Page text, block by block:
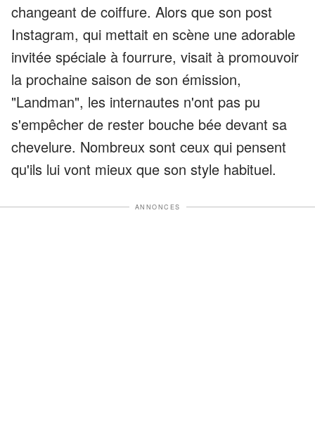
changeant de coiffure. Alors que son post
Instagram, qui mettait en scène une adorable
invitée spéciale à fourrure, visait à promouvoir
la prochaine saison de son émission,
"Landman", les internautes n'ont pas pu
s'empêcher de rester bouche bée devant sa
chevelure. Nombreux sont ceux qui pensent
qu'ils lui vont mieux que son style habituel.
ANNONCES